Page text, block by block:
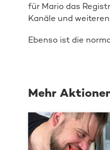
für Mario das
Kanäle und
Ebenso ist die
Mehr